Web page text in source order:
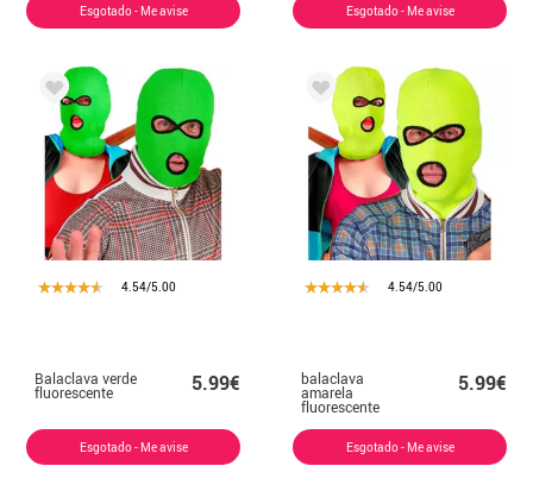
Esgotado - Me avise Esgotado - Me avise
4.54/5.00
Balaclava verde
fluorescente 5.99€
Esgotado - Me avise
4.54/5.00
balaclava
amarela
fluorescente
5.99€
Esgotado - Me avise